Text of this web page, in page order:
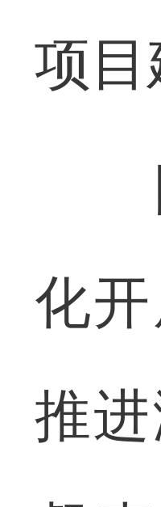
项目
同
化
推